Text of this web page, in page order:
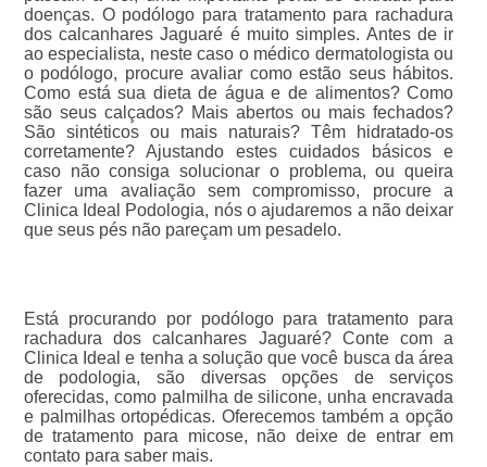
doenças. O podólogo para tratamento para rachadura
dos calcanhares Jaguaré é muito simples. Antes de ir
ao especialista, neste caso o médico dermatologista ou
o podólogo, procure avaliar como estão seus hábitos.
Como está sua dieta de água e de alimentos? Como
são seus calçados? Mais abertos ou mais fechados?
São sintéticos ou mais naturais? Têm hidratado-os
corretamente? Ajustando estes cuidados básicos e
caso não consiga solucionar o problema, ou queira
fazer uma avaliação sem compromisso, procure a
Clinica Ideal Podologia, nós o ajudaremos a não deixar
que seus pés não pareçam um pesadelo.
Está procurando por podólogo para tratamento para
rachadura dos calcanhares Jaguaré? Conte com a
Clinica Ideal e tenha a solução que você busca da área
de podologia, são diversas opções de serviços
oferecidas, como palmilha de silicone, unha encravada
e palmilhas ortopédicas. Oferecemos também a opção
de tratamento para micose, não deixe de entrar em
contato para saber mais.